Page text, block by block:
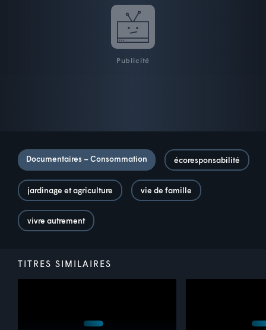
Publicité
Documentaires – Consommation écoresponsabilité
jardinage et agriculture vie de famille
vivre autrement
TITRES SIMILAIRES